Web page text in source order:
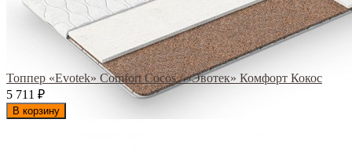
Топпер «Evotek» Comfort Cocos / «Эвотек» Комфорт Кокос
5 711
₽
В корзину